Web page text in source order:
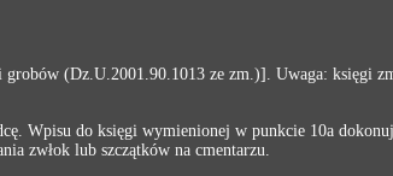
grobów (Dz.U.2001.90.1013 ze zm.)]. Uwaga: księgi
Wpisu do księgi wymienionej w punkcie 10a
zwłok lub szczątków na cmentarzu.